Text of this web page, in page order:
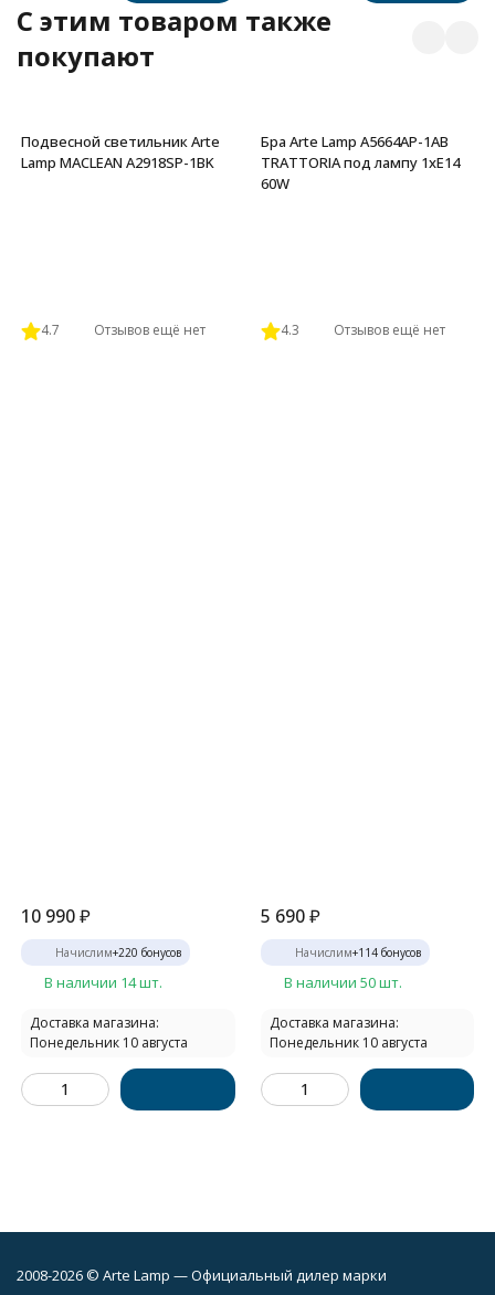
C этим товаром также
покупают
Подвесной светильник Arte
Lamp MACLEAN A2918SP-1BK
4.7 Отзывов ещё нет
10 990₽
Начислим+220 бонусов
В наличии 14 шт.
Доставка магазина:
Понедельник 10 августа
Бра Arte Lamp A5664AP-1AB
TRATTORIA под лампу 1xE14
60W
4.3 Отзывов ещё нет
5 690 ₽
Начислим+114бонусов
В наличии 50 шт.
Доставка магазина:
Понедельник 10 августа
2008-2026 © Arte Lamp — Официальный дилер марки